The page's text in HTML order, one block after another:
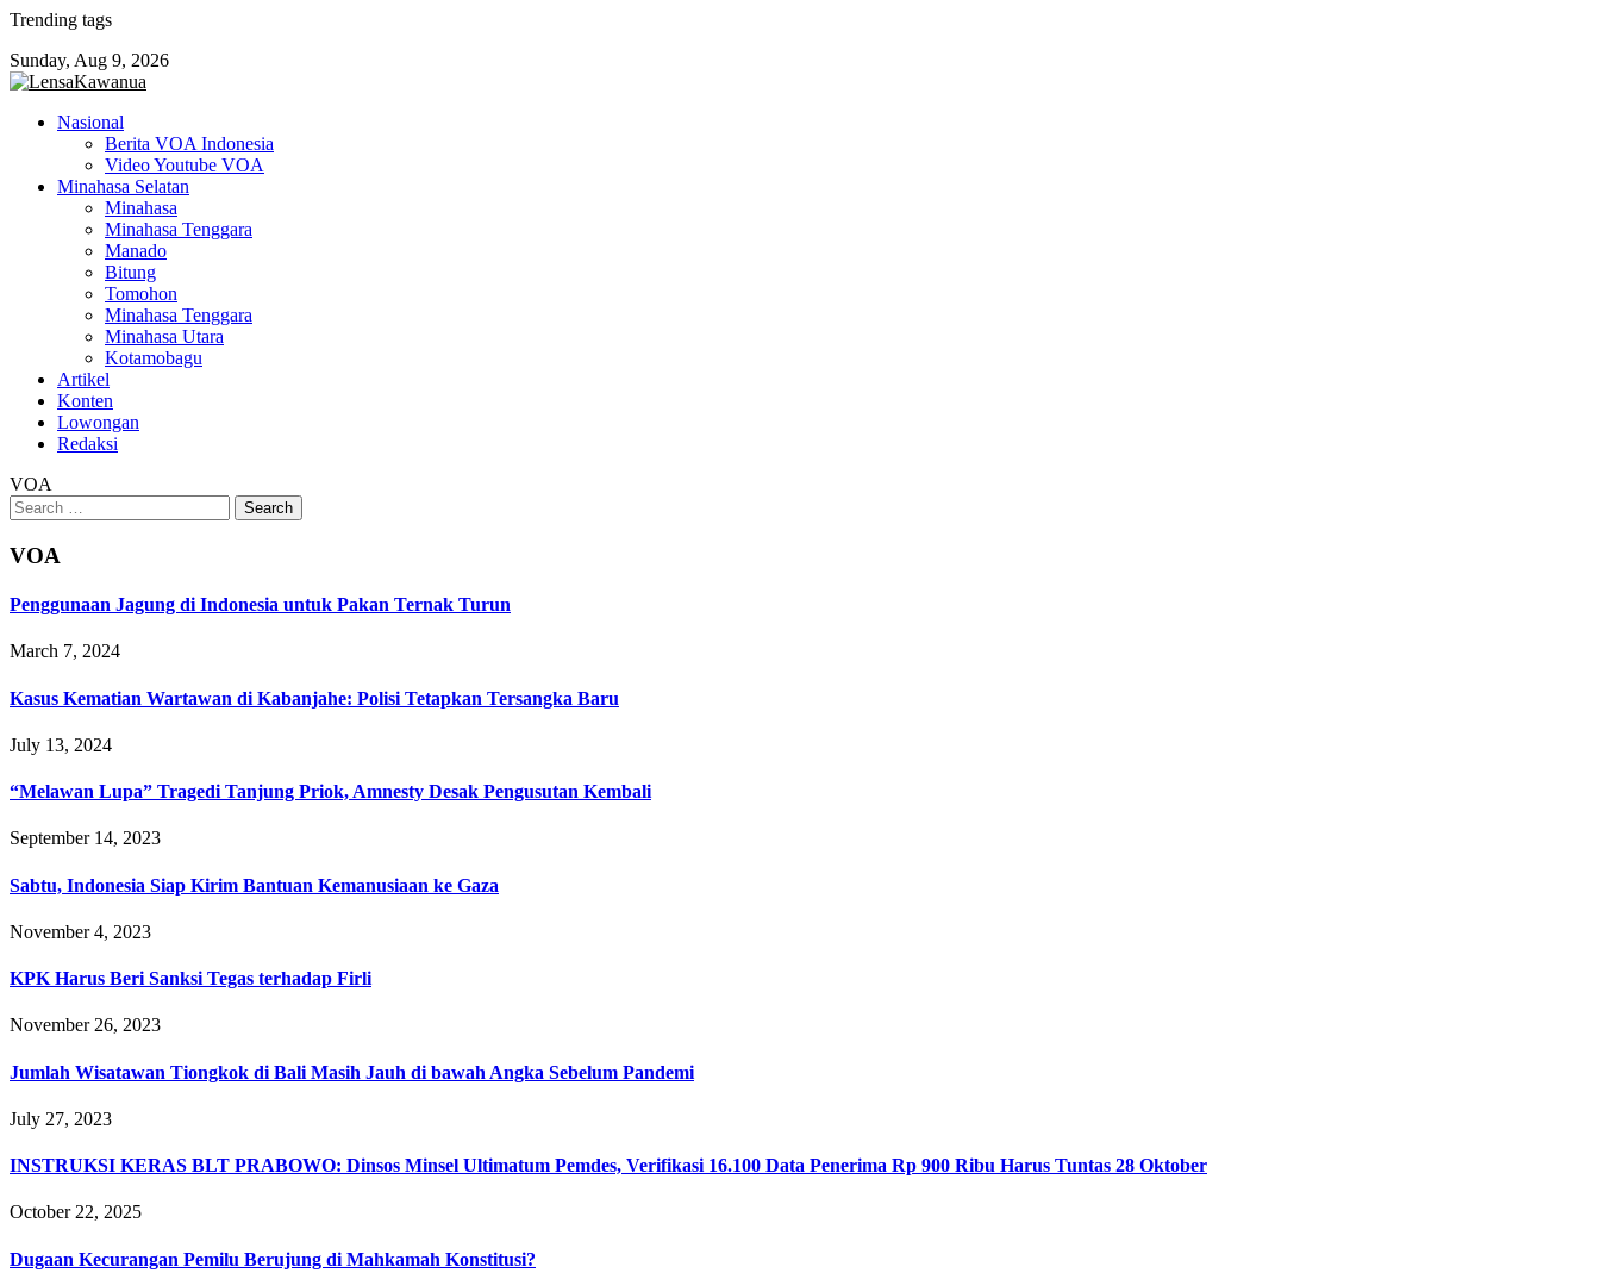
Skip
content
Trending tags
Sunday, Aug 9, 2026
Nasional
Berita VOA Indonesia
Video Youtube VOA
Minahasa Selatan
Minahasa
Minahasa Tenggara
Manado
Bitung
Tomohon
Minahasa Tenggara
Minahasa Utara
Kotamobagu
Artikel
Konten
Lowongan
Redaksi
VOA
Search
for:
VOA
Penggunaan Jagung di Indonesia untuk Pakan Ternak Turun
March 7, 2024
Kasus Kematian Wartawan di Kabanjahe: Polisi Tetapkan Tersangka Baru
July 13, 2024
“Melawan Lupa” Tragedi Tanjung Priok, Amnesty Desak Pengusutan Kembali
September 14, 2023
Sabtu, Indonesia Siap Kirim Bantuan Kemanusiaan ke Gaza
November 4, 2023
KPK Harus Beri Sanksi Tegas terhadap Firli
November 26, 2023
Jumlah Wisatawan Tiongkok di Bali Masih Jauh di bawah Angka Sebelum Pandemi
July 27, 2023
INSTRUKSI KERAS BLT PRABOWO: Dinsos Minsel Ultimatum Pemdes, Verifikasi 16.100 Data Penerima Rp 900 Ribu Harus Tuntas 28 Oktober
October 22, 2025
Dugaan Kecurangan Pemilu Berujung di Mahkamah Konstitusi?